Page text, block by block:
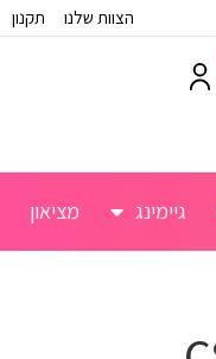
הצוות שלנו תקנון
גיימינג מציאון